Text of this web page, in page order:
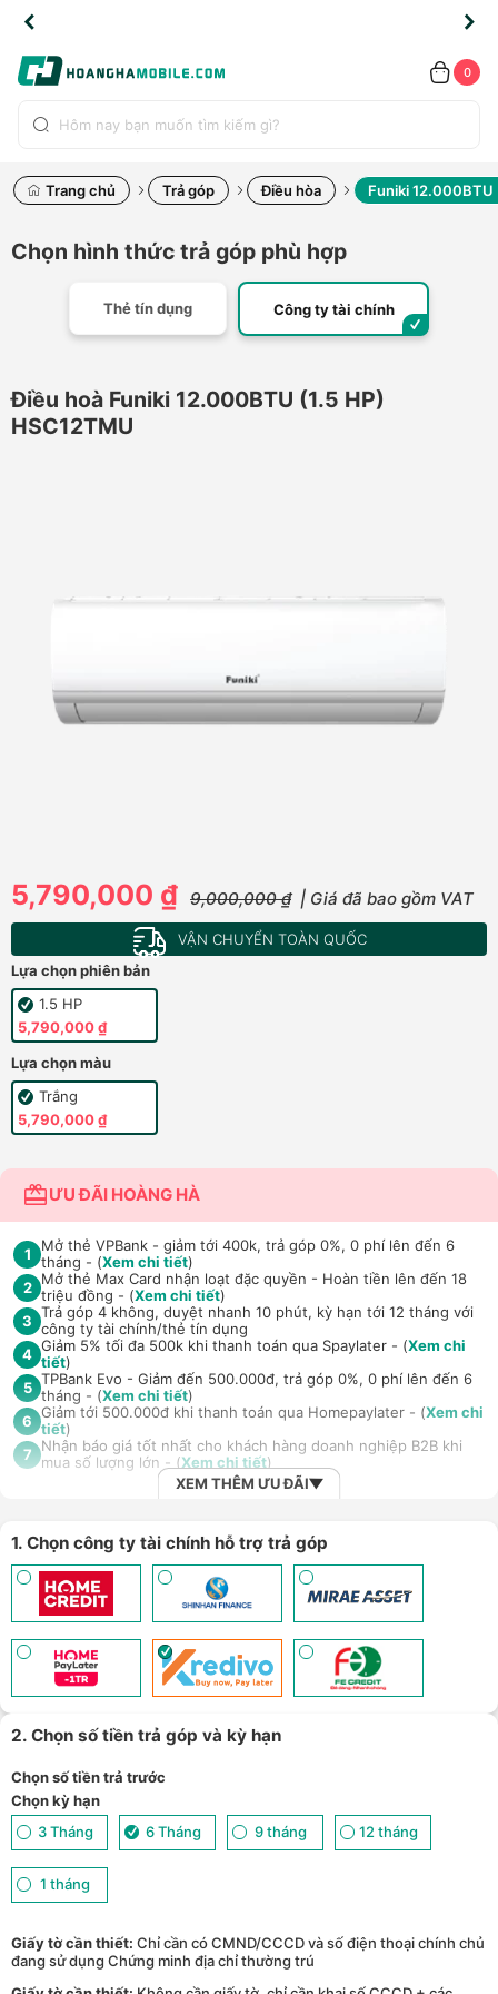
0
Trang chủ Trả góp Điều hòa Funiki 12.000BTU
Chọn hình thức trả góp phù hợp
Thẻ tín dụng Công ty tài chính
Điều hoà Funiki 12.000BTU (1.5 HP)
HSC12TMU
5,790,000 ₫ 9,000,000 ₫ | Giá đã bao gồm VAT
VẬN CHUYỂN TOÀN QUỐC
Lựa chọn phiên bản
1.5 HP
5,790,000 ₫
Lựa chọn màu
Trắng
5,790,000 ₫
ƯU ĐÃI HOÀNG HÀ
1
Mở thẻ VPBank - giảm tới 400k, trả góp 0%, 0 phí lên đến 6
tháng - (Xem chi tiết)
2 Mở thẻ Max Card nhận loạt đặc quyền - Hoàn tiền lên đến 18
triệu đồng - (Xem chi tiết)
3 Trả góp 4 không, duyệt nhanh 10 phút, kỳ hạn tới 12 tháng với
công ty tài chính/thẻ tín dụng
4 Giảm 5% tối đa 500k khi thanh toán qua Spaylater - (Xem chi
tiết)
5 TPBank Evo - Giảm đến 500.000đ, trả góp 0%, 0 phí lên đến 6
tháng - (Xem chi tiết)
6 Giảm tới 500.000đ khi thanh toán qua Homepaylater - (Xem chi
tiết)
7
Nhận báo giá tốt nhất cho khách hàng doanh nghiệp B2B khi
mua số lượng lớn - (Xem chi tiết)
XEM THÊM ƯU ĐÃI
1. Chọn công ty tài chính hỗ trợ trả góp
2. Chọn số tiền trả góp và kỳ hạn
Chọn số tiền trả trước
Chọn kỳ hạn
3 Tháng
6 Tháng 9 tháng 12 tháng
1 tháng
Giấy tờ cần thiết: Chỉ cần có CMND/CCCD và số điện thoại chính chủ
đang sử dụng Chứng minh địa chỉ thường trú